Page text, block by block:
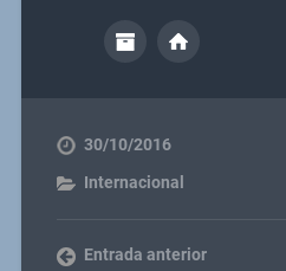
30/10/2016
Internacional
Entrada anterior